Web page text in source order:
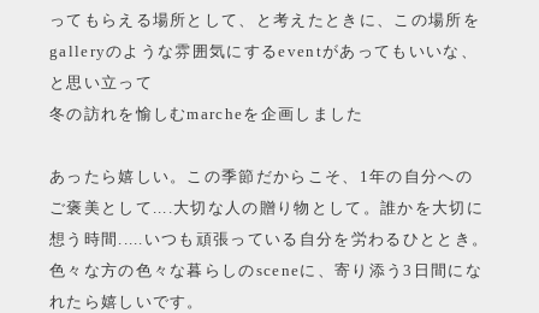
ってもらえる場所として、と考えたときに、この場所を
galleryのような雰囲気にするeventがあってもいいな、
と思い立って
冬の訪れを愉しむmarcheを企画しました
あったら嬉しい。この季節だからこそ、1年の自分への
ご褒美として....大切な人の贈り物として。誰かを大切に
想う時間.....いつも頑張っている自分を労わるひととき。
色々な方の色々な暮らしのsceneに、寄り添う3日間にな
れたら嬉しいです。